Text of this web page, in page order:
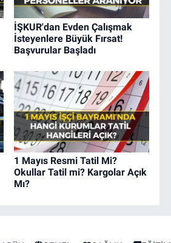
İŞKUR'dan Evden Çalışmak
İsteyenlere Büyük Fırsat!
Başvurular Başladı
1 Mayıs Resmi Tatil Mi?
Okullar Tatil mi? Kargolar Açık
Mı?